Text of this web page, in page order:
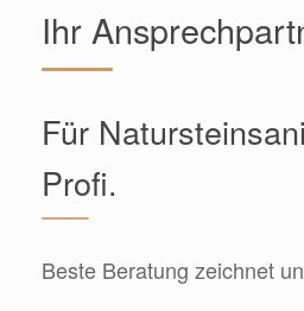
Ihr
Für
Profi.
Beste Beratung zeichnet